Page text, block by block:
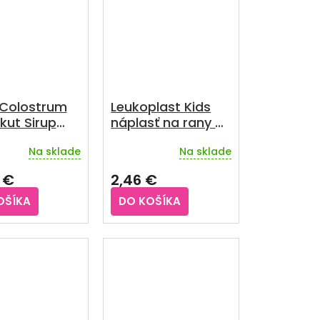
Sirup
Na sklade
€
Leukoplast Kids
náplasť na rany 2
Na sklade
2,46 €
DO KOŠÍKA